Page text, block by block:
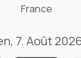
France
7. Août